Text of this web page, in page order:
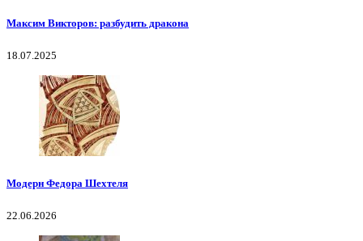
Максим Викторов: разбудить дракона
18.07.2025
Модерн Федора Шехтеля
22.06.2026